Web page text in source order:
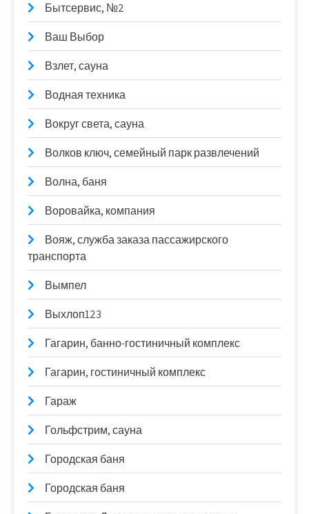
Бытсервис, №2
Ваш Выбор
Взлет, сауна
Водная техника
Вокруг света, сауна
Волков ключ, семейный парк развлечений
Волна, баня
Воровайка, компания
Вояж, служба заказа пассажирского
транспорта
Вымпел
Выхлоп123
Гагарин, банно-гостиничный комплекс
Гагарин, гостиничный комплекс
Гараж
Гольфстрим, сауна
Городская баня
Городская баня